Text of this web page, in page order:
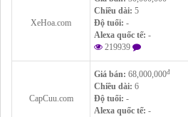
XeHoa.com
Chiều dài: 5
Độ tuổi: -
Alexa quốc tế: -
219939
CapCuu.com
Giá bán: 68,000,000đ
Chiều dài: 6
Độ tuổi: -
Alexa quốc tế: -